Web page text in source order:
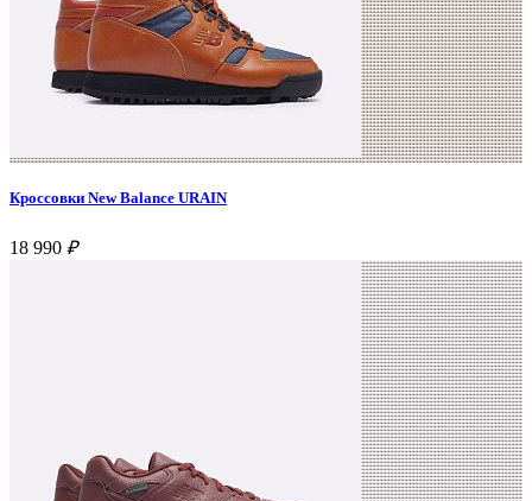
Кроссовки New Balance URAIN
18 990 ₽